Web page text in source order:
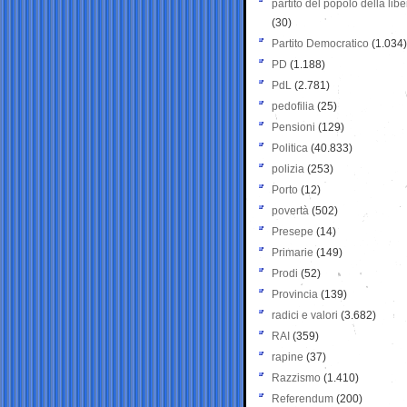
partito del popolo della
(30)
Partito Democratico (1.034)
PD (1.188)
PdL (2.781)
pedofilia (25)
Pensioni (129)
Politica (40.833)
polizia (253)
Porto (12)
povertà (502)
Presepe (14)
Primarie (149)
Prodi (52)
Provincia (139)
radici e valori (3.682)
RAI (359)
rapine (37)
Razzismo (1.410)
Referendum (200)